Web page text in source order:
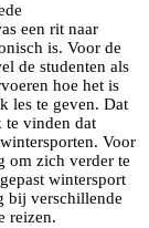
een rit naar
is. Voor de
de studenten als
hoe het is
les te geven. Dat
te vinden dat
Voor
om zich verder te
wintersport
bij verschillende
reizen.